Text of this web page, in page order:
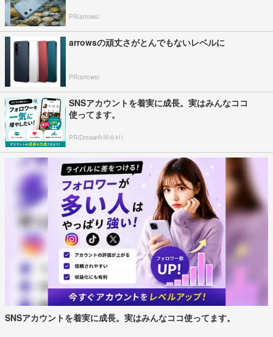
PR(arrows)
arrowsの頑丈さがとんでもないレベルに
PR(arrows)
SNSアカウントを着実に成長。実はみんなココ
使ってます。
PR(Dreaw合同会社)
SNSアカウントを着実に成長。実はみんなココ使ってます。